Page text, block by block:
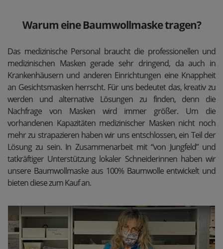
Warum eine Baumwollmaske tragen?
Das medizinische Personal braucht die professionellen und
medizinischen Masken gerade sehr dringend, da auch in
Krankenhäusern und anderen Einrichtungen eine Knappheit
an Gesichtsmasken herrscht. Für uns bedeutet das, kreativ zu
werden und alternative Lösungen zu finden, denn die
Nachfrage von Masken wird immer größer. Um die
vorhandenen Kapazitäten medizinischer Masken nicht noch
mehr zu strapazieren haben wir uns entschlossen, ein Teil der
Lösung zu sein. In Zusammenarbeit mit “von Jungfeld” und
tatkräftiger Unterstützung lokaler Schneiderinnen haben wir
unsere Baumwollmaske aus 100% Baumwolle entwickelt und
bieten diese zum Kauf an.